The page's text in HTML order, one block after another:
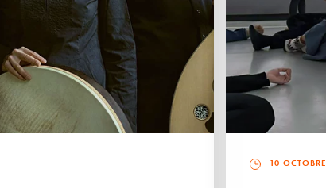
10 OCTOBRE